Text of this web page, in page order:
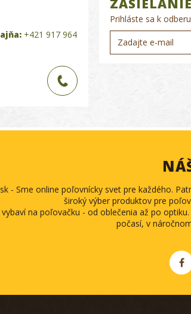
+421 917 964
Prihláste sa k
- Sme online poľovnícky svet pre každého.
široký výber produktov pre
na poľovačku - od oblečenia až po
počasí, v